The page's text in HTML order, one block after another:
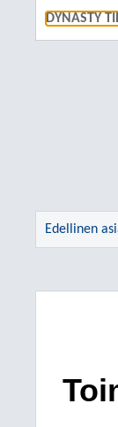
DYNASTY
Edellinen